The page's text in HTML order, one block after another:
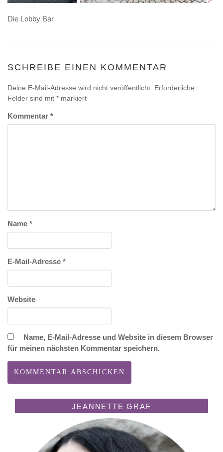
Die Lobby Bar
SCHREIBE EINEN KOMMENTAR
Deine E-Mail-Adresse wird nicht veröffentlicht. Erforderliche
Felder sind mit * markiert
Kommentar *
Name *
E-Mail-Adresse *
Website
Name, E-Mail-Adresse und Website in diesem Browser
für meinen nächsten Kommentar speichern.
JEANNETTE GRAF